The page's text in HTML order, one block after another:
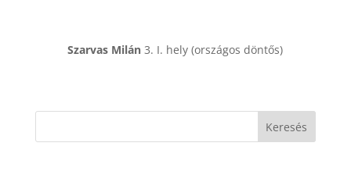
Szarvas Milán 3. I. hely (országos döntős)